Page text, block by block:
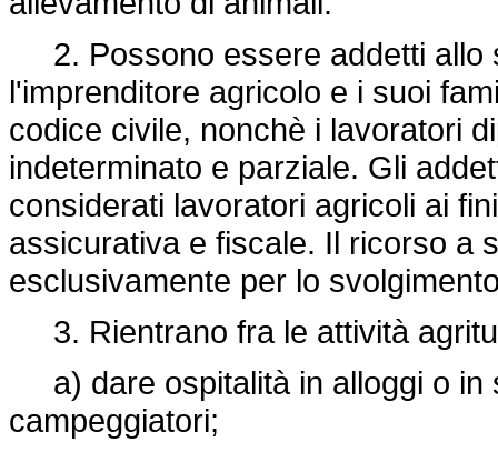
2. Possono essere addetti allo
l'imprenditore agricolo e i suoi
codice civile, nonchè i lavoratori
indeterminato e parziale. Gli
considerati lavoratori agricoli ai
assicurativa e fiscale. Il ricorso a
esclusivamente per lo
3. Rientrano fra le attività
a) dare ospitalità in alloggi o in
campeggiatori;